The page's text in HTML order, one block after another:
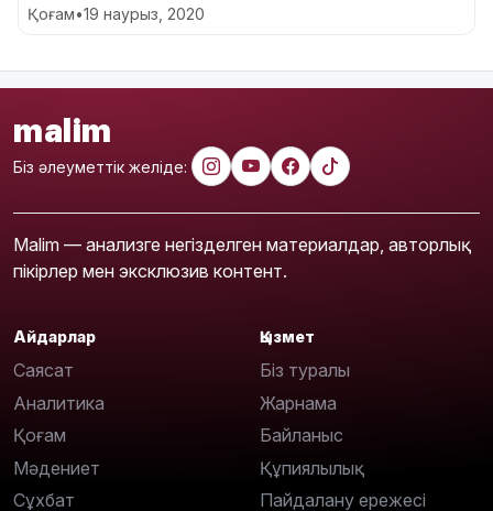
Қоғам•19 наурыз, 2020
malim
Біз әлеуметтік желіде:
Malim — анализге негізделген материалдар, авторлық
пікірлер мен эксклюзив контент.
Айдарлар
Саясат
Аналитика
Қоғам
Мәдениет
Сұхбат
Қызмет
Біз туралы
Жарнама
Байланыс
Құпиялылық
Пайдалану ережесі